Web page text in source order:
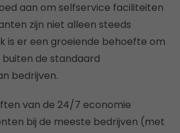
aan om selfservice faciliteiten
zijn niet alleen steeds
is er een groeiende behoefte om
de standaard
bedrijven.
van de 24/7 economie
bij de meeste bedrijven (met